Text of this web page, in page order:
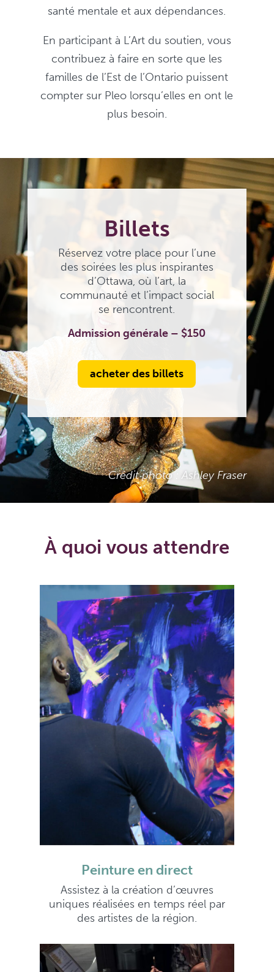
santé mentale et aux dépendances.
En participant à L’Art du soutien, vous
contribuez à faire en sorte que les
familles de l’Est de l’Ontario puissent
compter sur Pleo lorsqu’elles en ont le
plus besoin.
Billets
Réservez votre place pour l’une
des soirées les plus inspirantes
d’Ottawa, où l’art, la
communauté et l’impact social
se rencontrent.
Admission générale – $150
acheter des billets
Crédit photo : Ashley Fraser
À quoi vous attendre
Peinture en direct
Assistez à la création d’œuvres
uniques réalisées en temps réel par
des artistes de la région.